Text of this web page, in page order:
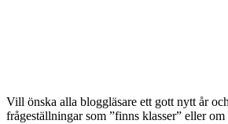
Vill önska alla bloggläsare ett gott nytt år
frågeställningar som ”finns klasser” eller